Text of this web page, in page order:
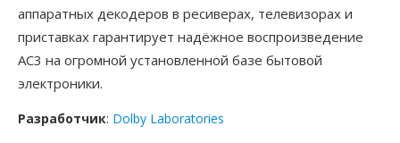
аппаратных декодеров в ресиверах, телевизорах и
приставках гарантирует надёжное воспроизведение
AC3 на огромной установленной базе бытовой
электроники.
Разработчик: Dolby Laboratories